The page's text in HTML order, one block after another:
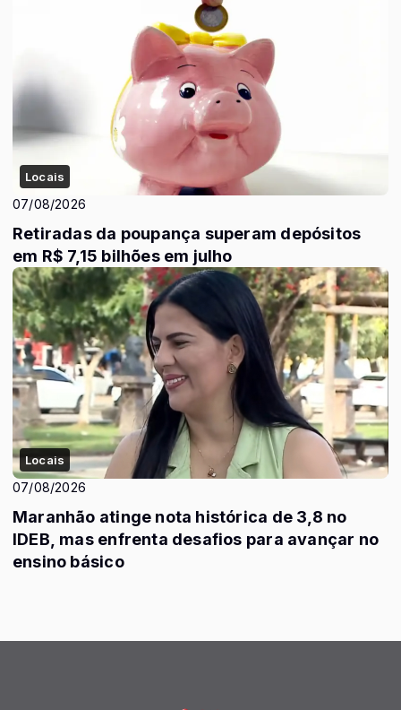
Locais
07/08/2026
Retiradas da poupança superam depósitos
em R$ 7,15 bilhões em julho
Locais
07/08/2026
Maranhão atinge nota histórica de 3,8 no
IDEB, mas enfrenta desafios para avançar no
ensino básico